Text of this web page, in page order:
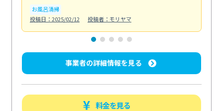
お風呂清掃
投稿日：2025/02/12
投稿者：モリヤマ
事業者の詳細情報を見る
料金を見る